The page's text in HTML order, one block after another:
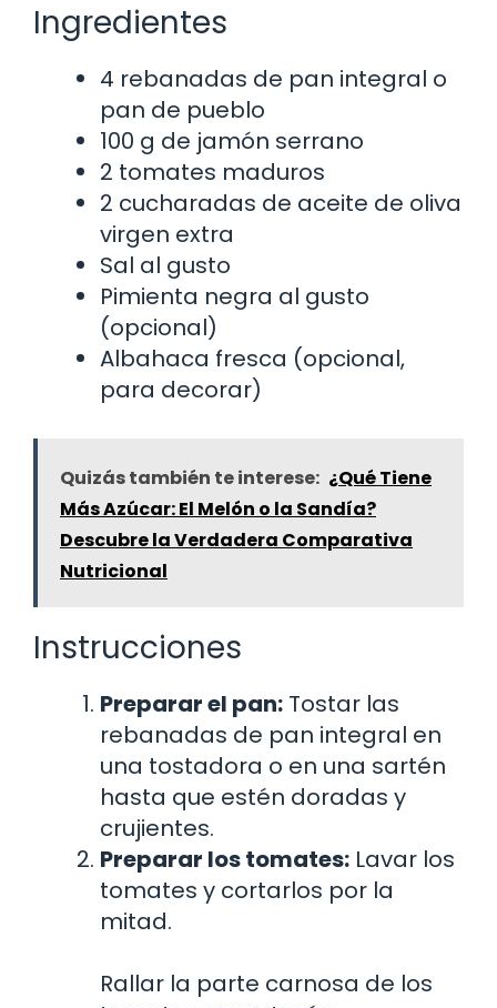
Ingredientes
4 rebanadas de pan integral o
pan de pueblo
100 g de jamón serrano
2 tomates maduros
2 cucharadas de aceite de oliva
virgen extra
Sal al gusto
Pimienta negra al gusto
(opcional)
Albahaca fresca (opcional,
para decorar)
Quizás también te interese: ¿Qué Tiene
Más Azúcar: El Melón o la Sandía?
Descubre la Verdadera Comparativa
Nutricional
Instrucciones
Preparar el pan: Tostar las
rebanadas de pan integral en
una tostadora o en una sartén
hasta que estén doradas y
crujientes.
Preparar los tomates: Lavar los
tomates y cortarlos por la
mitad.
Rallar la parte carnosa de los